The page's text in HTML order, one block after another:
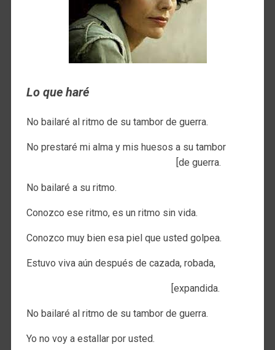
Lo que haré
No bailaré al ritmo de su tambor de guerra.
No prestaré mi alma y mis huesos a su tambor
[de guerra.
No bailaré a su ritmo.
Conozco ese ritmo, es un ritmo sin vida.
Conozco muy bien esa piel que usted golpea.
Estuvo viva aún después de cazada, robada,
[expandida.
No bailaré al ritmo de su tambor de guerra.
Yo no voy a estallar por usted.